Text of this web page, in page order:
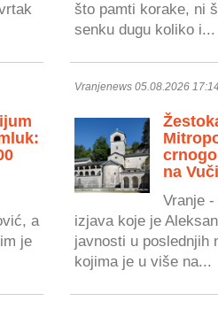
što pamti korake, ni
senku dugu koliko i...
a
je
Vranjenews 05.08.2026 17:14
na
Vranje
izjava koje je
javnosti u poslednjih
kojima je u više na...